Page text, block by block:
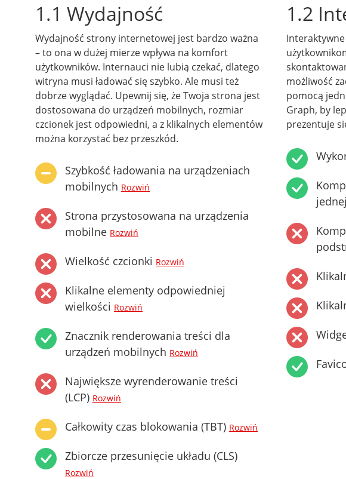
1.1 Wydajność
Wydajność strony internetowej jest bardzo ważna
– to ona w dużej mierze wpływa na komfort
użytkowników. Internauci nie lubią czekać, dlatego
witryna musi ładować się szybko. Ale musi też
dobrze wyglądać. Upewnij się, że Twoja strona jest
dostosowana do urządzeń mobilnych, rozmiar
czcionek jest odpowiedni, a z klikalnych elementów
można korzystać bez przeszkód.
Szybkość ładowania na urządzeniach
mobilnych Rozwiń
Strona przystosowana na urządzenia
mobilne Rozwiń
Wielkość czcionki Rozwiń
Klikalne elementy odpowiedniej
wielkości Rozwiń
Znacznik renderowania treści dla
urządzeń mobilnych Rozwiń
Największe wyrenderowanie treści
(LCP) Rozwiń
Całkowity czas blokowania (TBT) Rozwiń
Zbiorcze przesunięcie układu (CLS)
Rozwiń
1.2
możliwość
pomocą
Graph, by
prezentuje